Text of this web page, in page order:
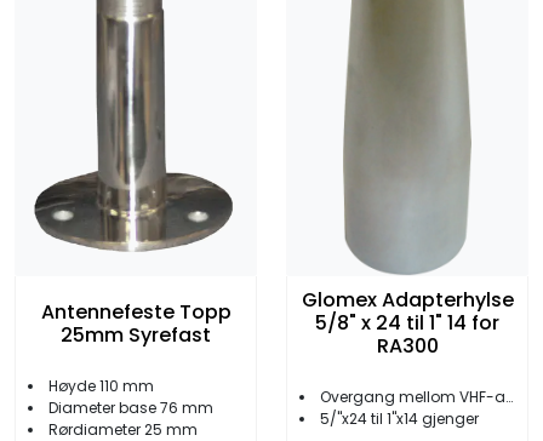
Antennefeste Topp
25mm Syrefast
Høyde 110 mm
Diameter base 76 mm
Rørdiameter 25 mm
Glomex Adapterhylse
5/8" x 24 til 1" 14 for
RA300
Overgang mellom VHF-antenne og brakett
5/''x24 til 1''x14 gjenger